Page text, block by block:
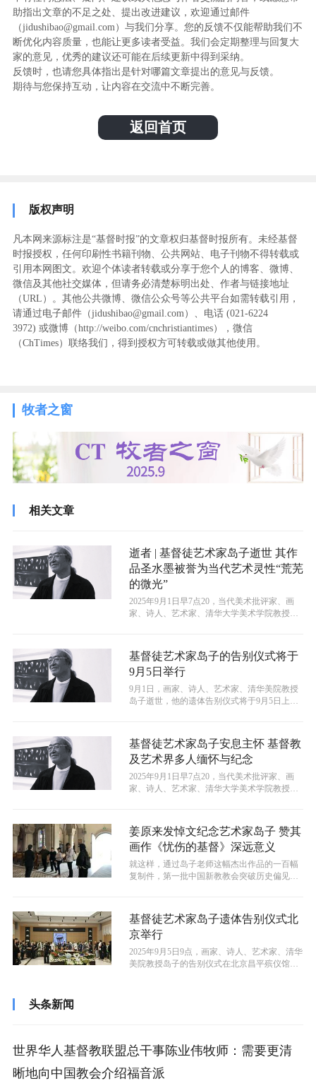
助指出文章的不足之处、提出改进建议，欢迎通过邮件
（jidushibao@gmail.com）与我们分享。您的反馈不仅能帮助我们不
断优化内容质量，也能让更多读者受益。我们会定期整理与回复大
家的意见，优秀的建议还可能在后续更新中得到采纳。
反馈时，也请您具体指出是针对哪篇文章提出的意见与反馈。
期待与您保持互动，让内容在交流中不断完善。
返回首页
版权声明
凡本网来源标注是“基督时报”的文章权归基督时报所有。未经基督
时报授权，任何印刷性书籍刊物、公共网站、电子刊物不得转载或
引用本网图文。欢迎个体读者转载或分享于您个人的博客、微博、
微信及其他社交媒体，但请务必清楚标明出处、作者与链接地址
（URL）。其他公共微博、微信公众号等公共平台如需转载引用，
请通过电子邮件（jidushibao@gmail.com）、电话 (021-6224
3972) ‬或微博（http://weibo.com/cnchristiantimes），微信
（ChTimes）联络我们，得到授权方可转载或做其他使用。
牧者之窗
相关文章
逝者 | 基督徒艺术家岛子逝世 其作
品圣水墨被誉为当代艺术灵性“荒芜
的微光”
2025年9月1日早7点20，当代美术批评家、画
家、诗人、艺术家、清华大学美术学院教授岛
基督徒艺术家岛子的告别仪式将于
9月5日举行
​9月1日，画家、诗人、艺术家、清华美院教授
岛子逝世，他的遗体告别仪式将于9月5日上午9
基督徒艺术家岛子安息主怀 基督教
及艺术界多人缅怀与纪念
2025年9月1日早7点20，当代美术批评家、画
家、诗人、艺术家、清华大学美术学院教授岛
姜原来发悼文纪念艺术家岛子 赞其
画作《忧伤的基督》深远意义
就这样，通过岛子老师这幅杰出作品的一百幅
复制件，第一批中国新教教会突破历史偏见、
基督徒艺术家岛子遗体告别仪式北
京举行
2025年9月5日9点，画家、诗人、艺术家、清华
美院教授岛子的告别仪式在北京昌平殡仪馆久
头条新闻
世界华人基督教联盟总干事陈业伟牧师：需要更清
晰地向中国教会介绍福音派